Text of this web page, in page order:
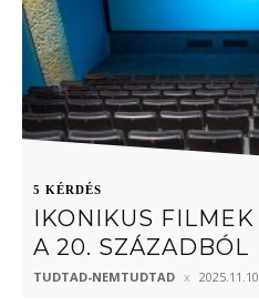
5 KÉRDÉS
IKONIKUS FILMEK
A 20. SZÁZADBÓL
TUDTAD-NEMTUDTAD 2025.11.10.